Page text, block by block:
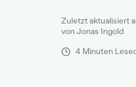
Zuletzt aktualisiert
von Jonas Ingold
4 Minuten